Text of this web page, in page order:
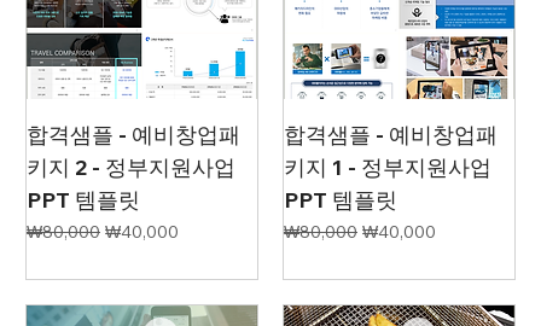
합격샘플 - 예비창업패
키지 2 - 정부지원사업
PPT 템플릿
일반가
₩80,000 할인가
₩40,000
합격샘플 - 예비창업패
키지 1 - 정부지원사업
PPT 템플릿
일반가
₩80,000 할인가
₩40,000